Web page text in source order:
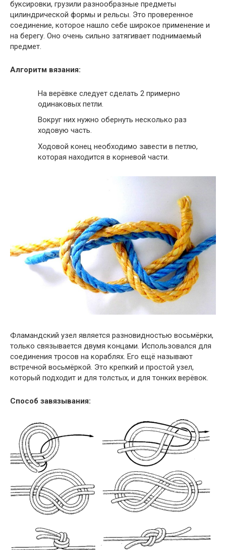
буксировки, грузили разнообразные предметы
цилиндрической формы и рельсы. Это проверенное
соединение, которое нашло себе широкое применение и
на берегу. Оно очень сильно затягивает поднимаемый
предмет.
Алгоритм вязания:
На верёвке следует сделать 2 примерно
одинаковых петли.
Вокруг них нужно обернуть несколько раз
ходовую часть.
Ходовой конец необходимо завести в петлю,
которая находится в корневой части.
Фламандский узел является разновидностью восьмёрки,
только связывается двумя концами. Использовался для
соединения тросов на кораблях. Его ещё называют
встречной восьмёркой. Это крепкий и простой узел,
который подходит и для толстых, и для тонких верёвок.
Способ завязывания: